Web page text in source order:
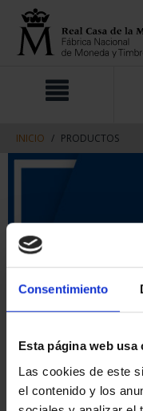
Consentimiento
Esta página web usa
Las cookies de este
el contenido y los
contenido
navegacin
INICIO PRODUCTOS